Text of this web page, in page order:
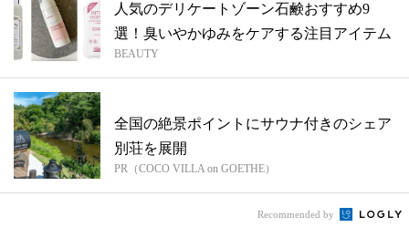
人気のデリケートゾーン石鹸おすすめ9
選！臭いやかゆみをケアする注目アイテム
BEAUTY
全国の絶景ポイントにサウナ付きのシェア
別荘を展開
PR（COCO VILLA on GOETHE）
Recommended by